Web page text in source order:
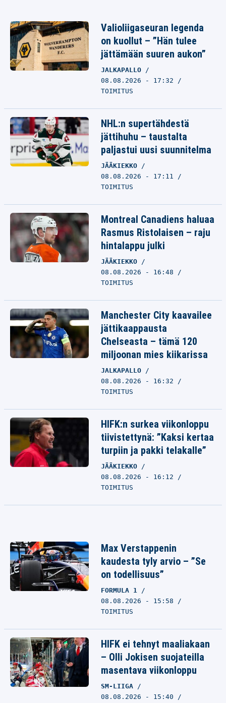
Valioliigaseuran legenda
on kuollut – ”Hän tulee
jättämään suuren aukon”
JALKAPALLO
08.08.2026 - 17:32
TOIMITUS
NHL:n supertähdestä
jättihuhu – taustalta
paljastui uusi suunnitelma
JÄÄKIEKKO
08.08.2026 - 17:11
TOIMITUS
Montreal Canadiens haluaa
Rasmus Ristolaisen – raju
hintalappu julki
JÄÄKIEKKO
08.08.2026 - 16:48
TOIMITUS
Manchester City kaavailee
jättikaappausta
Chelseasta – tämä 120
miljoonan mies kiikarissa
JALKAPALLO
08.08.2026 - 16:32
TOIMITUS
HIFK:n surkea viikonloppu
tiivistettynä: ”Kaksi kertaa
turpiin ja pakki telakalle”
JÄÄKIEKKO
08.08.2026 - 16:12
TOIMITUS
Max Verstappenin
kaudesta tyly arvio – ”Se
on todellisuus”
FORMULA 1
08.08.2026 - 15:58
TOIMITUS
HIFK ei tehnyt maaliakaan
– Olli Jokisen suojateilla
masentava viikonloppu
SM-LIIGA
08.08.2026 - 15:40